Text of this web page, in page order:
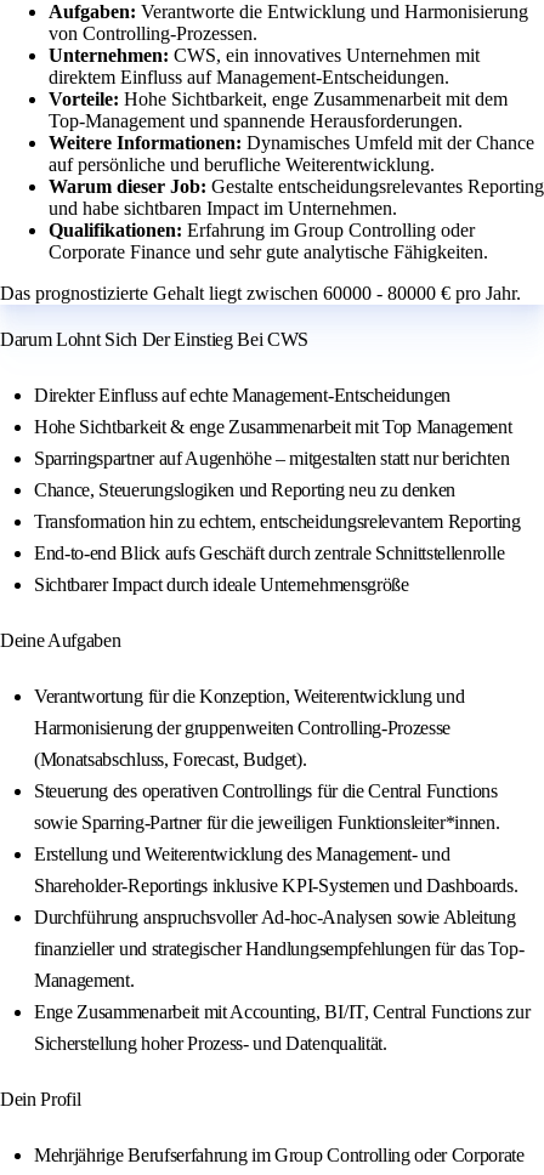
Aufgaben: Verantworte die Entwicklung und Harmonisierung
von Controlling-Prozessen.
Unternehmen: CWS, ein innovatives Unternehmen mit
direktem Einfluss auf Management-Entscheidungen.
Vorteile: Hohe Sichtbarkeit, enge Zusammenarbeit mit dem
Top-Management und spannende Herausforderungen.
Weitere Informationen: Dynamisches Umfeld mit der Chance
auf persönliche und berufliche Weiterentwicklung.
Warum dieser Job: Gestalte entscheidungsrelevantes Reporting
und habe sichtbaren Impact im Unternehmen.
Qualifikationen: Erfahrung im Group Controlling oder
Corporate Finance und sehr gute analytische Fähigkeiten.
Das prognostizierte Gehalt liegt zwischen 60000 - 80000 € pro Jahr.
Darum Lohnt Sich Der Einstieg Bei CWS
Direkter Einfluss auf echte Management-Entscheidungen
Hohe Sichtbarkeit & enge Zusammenarbeit mit Top Management
Sparringspartner auf Augenhöhe – mitgestalten statt nur berichten
Chance, Steuerungslogiken und Reporting neu zu denken
Transformation hin zu echtem, entscheidungsrelevantem Reporting
End-to-end Blick aufs Geschäft durch zentrale Schnittstellenrolle
Sichtbarer Impact durch ideale Unternehmensgröße
Deine Aufgaben
Verantwortung für die Konzeption, Weiterentwicklung und
Harmonisierung der gruppenweiten Controlling‑Prozesse
(Monatsabschluss, Forecast, Budget).
Steuerung des operativen Controllings für die Central Functions
sowie Sparring‑Partner für die jeweiligen Funktionsleiter*innen.
Erstellung und Weiterentwicklung des Management‑ und
Shareholder‑Reportings inklusive KPI‑Systemen und Dashboards.
Durchführung anspruchsvoller Ad‑hoc‑Analysen sowie Ableitung
finanzieller und strategischer Handlungsempfehlungen für das Top-
Management.
Enge Zusammenarbeit mit Accounting, BI/IT, Central Functions zur
Sicherstellung hoher Prozess‑ und Datenqualität.
Dein Profil
Mehrjährige Berufserfahrung im Group Controlling oder Corporate